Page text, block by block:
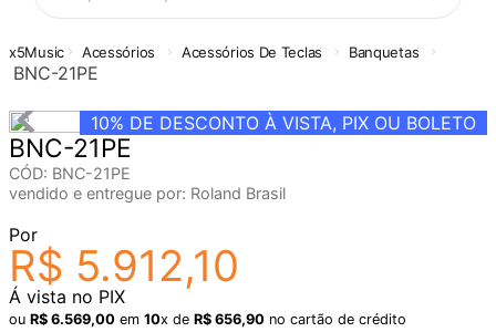
Acessórios Acessórios De Teclas Banquetas
BNC-21PE
10% DE DESCONTO À VISTA, PIX OU BOLETO
BNC-21PE
CÓD: BNC-21PE
vendido e entregue por: Roland Brasil
Por
R$ 5.912,10
Á vista no PIX
ou R$ 6.569,00 em 10x de R$ 656,90 no cartão de crédito